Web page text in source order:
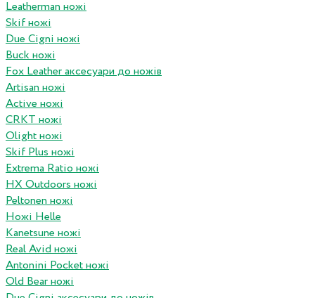
Leatherman ножі
Skif ножі
Due Cigni ножі
Buck ножі
Fox Leather аксесуари до ножів
Artisan ножі
Active ножі
CRKT ножі
Olight ножі
Skif Plus ножі
Extrema Ratio ножі
HX Outdoors ножі
Peltonen ножі
Ножі Helle
Kanetsune ножі
Real Avid ножі
Antonini Pocket ножі
Old Bear ножі